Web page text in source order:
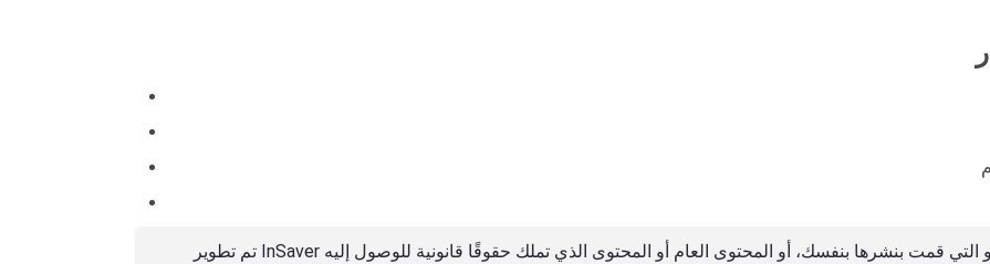
تم تطوير InSaver بغرض مساعدتك في تنزيل الصور أو مقاطع الفيديو التي قمت بنشرها بنفسك، أو المحتوى العام أو المحتوى الذي تملك حقوقًا قانونية للوصول إليه